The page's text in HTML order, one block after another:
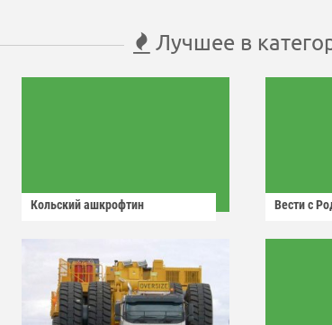
Лучшее в
Кольский ашкрофтин Вести с